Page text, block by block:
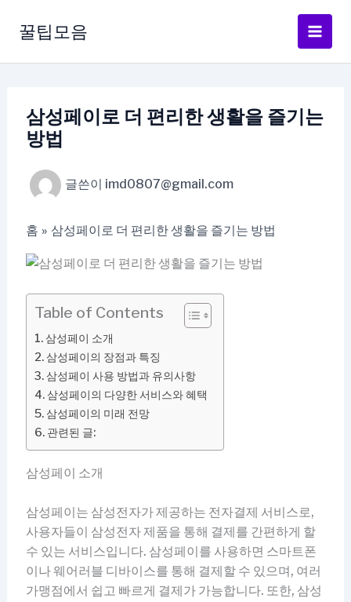
로
꿀팁모음
삼성페이로 더 편리한 생활을 즐기는
방법
글쓴이 imd0807@gmail.com
홈 삼성페이로 더 편리한 생활을 즐기는 방법
Table of Contents
삼성페이 소개
삼성페이의 장점과 특징
삼성페이 사용 방법과 유의사항
삼성페이의 다양한 서비스와 혜택
삼성페이의 미래 전망
관련된 글:
삼성페이 소개
삼성페이는 삼성전자가 제공하는 전자결제 서비스로,
사용자들이 삼성전자 제품을 통해 결제를 간편하게 할
수 있는 서비스입니다. 삼성페이를 사용하면 스마트폰
이나 웨어러블 디바이스를 통해 결제할 수 있으며, 여러
가맹점에서 쉽고 빠르게 결제가 가능합니다. 또한, 삼성